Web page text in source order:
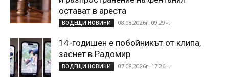
остават в ареста
ВОДЕЩИ НОВИНИ 08.08.2026г. 09:29ч.
14-годишен е побойникът от клипа,
заснет в Радомир
ВОДЕЩИ НОВИНИ 07.08.2026г. 17:26ч.